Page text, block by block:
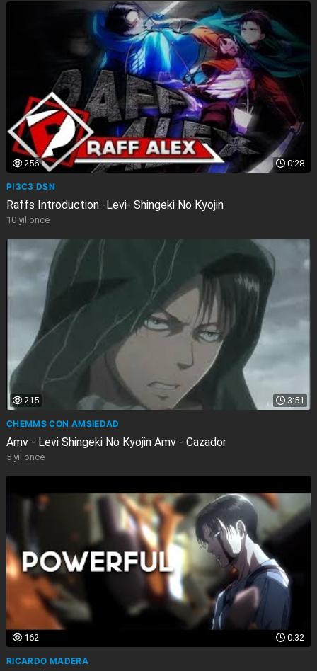
0:28
256
P!3C3 DSN
Raffs Introduction -Levi- Shingeki No Kyojin
10 yıl önce
3:51
215
CHEMMS CON AMSIEDAD
Amv - Levi Shingeki No Kyojin Amv - Cazador
5 yıl önce
0:32
162
RICARDO MADERA